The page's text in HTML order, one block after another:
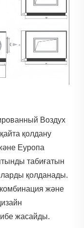
Воздух
қолдану
Еуропа
табиғатын
қолданады.
және
жасайды.